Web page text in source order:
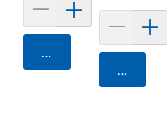
Agregar
Agregar